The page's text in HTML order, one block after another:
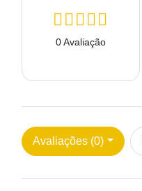
0 Avaliação
Avaliações (0)